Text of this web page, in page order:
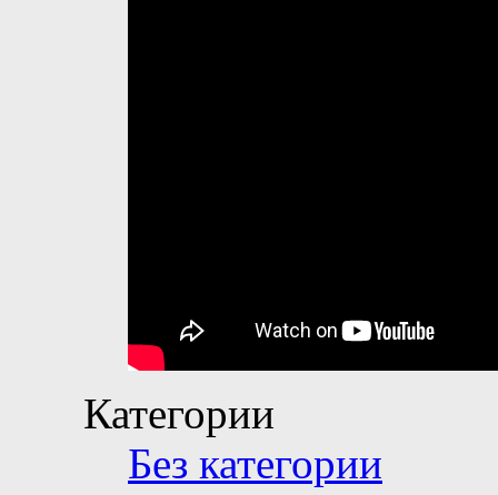
Категории
Без категории